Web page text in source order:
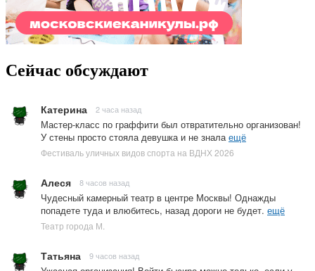
Сейчас обсуждают
Катерина 2 часа назад
Мастер-класс по граффити был отвратительно организован!
У стены просто стояла девушка и не знала ещё
Фестиваль уличных видов спорта на ВДНХ 2026
Алеся 8 часов назад
Чудесный камерный театр в центре Москвы! Однажды
попадете туда и влюбитесь, назад дороги не будет. ещё
Театр города М.
Татьяна 9 часов назад